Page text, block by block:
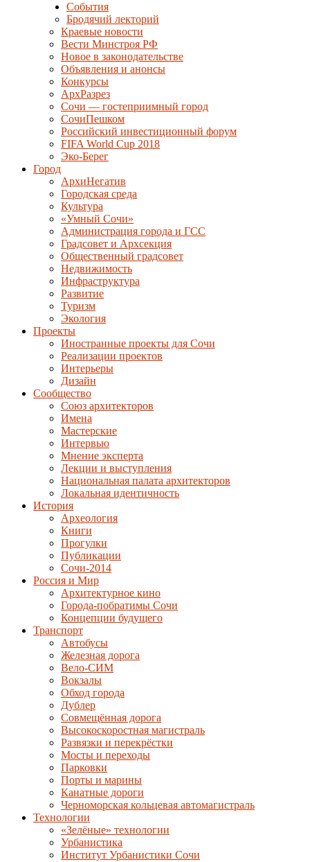
События
Бродячий лекторий
Краевые новости
Вести Минстроя РФ
Новое в законодательстве
Объявления и анонсы
Конкурсы
АрхРазрез
Сочи — гостеприимный город
СочиПешком
Российский инвестиционный форум
FIFA World Cup 2018
Эко-Берег
Город
АрхиНегатив
Городская среда
Культура
«Умный Сочи»
Администрация города и ГСС
Градсовет и Архсекция
Общественный градсовет
Недвижимость
Инфраструктура
Развитие
Туризм
Экология
Проекты
Иностранные проекты для Сочи
Реализации проектов
Интерьеры
Дизайн
Сообщество
Союз архитекторов
Имена
Мастерские
Интервью
Мнение эксперта
Лекции и выступления
Национальная палата архитекторов
Локальная идентичность
История
Археология
Книги
Прогулки
Публикации
Сочи-2014
Россия и Мир
Архитектурное кино
Города-побратимы Сочи
Концепции будущего
Транспорт
Автобусы
Железная дорога
Вело-СИМ
Вокзалы
Обход города
Дублер
Совмещённая дорога
Высокоскоростная магистраль
Развязки и перекрёстки
Мосты и переходы
Парковки
Порты и марины
Канатные дороги
Черноморская кольцевая автомагистраль
Технологии
«Зелёные» технологии
Урбанистика
Институт Урбанистики Сочи